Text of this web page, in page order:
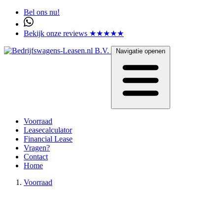
Bel ons nu!
Bekijk onze reviews ★★★★★
Navigatie openen
Voorraad
Leasecalculator
Financial Lease
Vragen?
Contact
Home
Voorraad